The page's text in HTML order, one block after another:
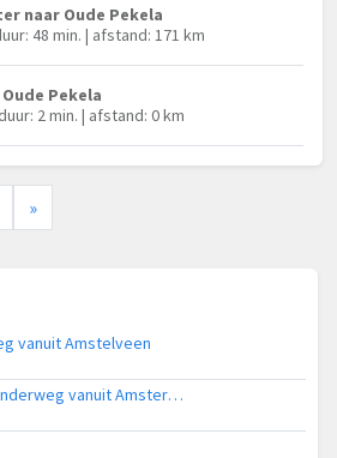
naar Oude Pekela
48 min. | afstand: 171 km
Pekela
2 min. | afstand: 0 km
»
vanuit Amstelveen
Politiehelikopter onderweg vanuit Amsterdam Vliegveld Schiphol